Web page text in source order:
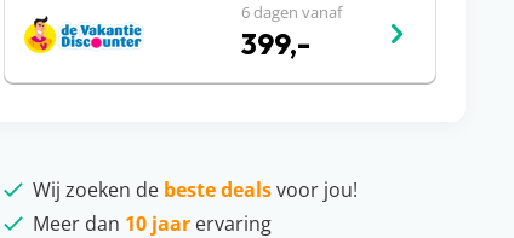
6 dagen vanaf
399,-
Wij zoeken de beste dealsvoor jou!
Meer dan 10 jaarervaring